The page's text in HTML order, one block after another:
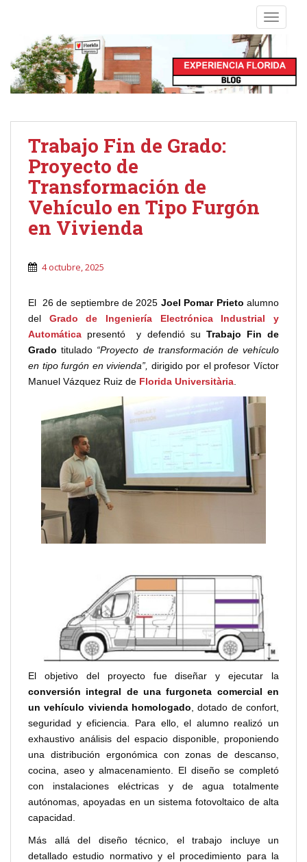
Trabajo Fin de Grado:
Proyecto de
Transformación de
Vehículo en Tipo Furgón
en Vivienda
4 octubre, 2025
El 26 de septiembre de 2025 Joel Pomar Prieto alumno
del Grado de Ingeniería Electrónica Industrial y
Automática presentó y defendió su Trabajo Fin de
Grado titulado “Proyecto de transformación de vehículo
en tipo furgón en vivienda”, dirigido por el profesor Víctor
Manuel Vázquez Ruiz de Florida Universitària.
El objetivo del proyecto fue diseñar y ejecutar la
conversión integral de una furgoneta comercial en
un vehículo vivienda homologado , dotado de confort,
seguridad y eficiencia. Para ello, el alumno realizó un
exhaustivo análisis del espacio disponible, proponiendo
una distribución ergonómica con zonas de descanso,
cocina, aseo y almacenamiento. El diseño se completó
con instalaciones eléctricas y de agua totalmente
autónomas, apoyadas en un sistema fotovoltaico de alta
capacidad.
Más allá del diseño técnico, el trabajo incluye un
detallado estudio normativo y el procedimiento para la